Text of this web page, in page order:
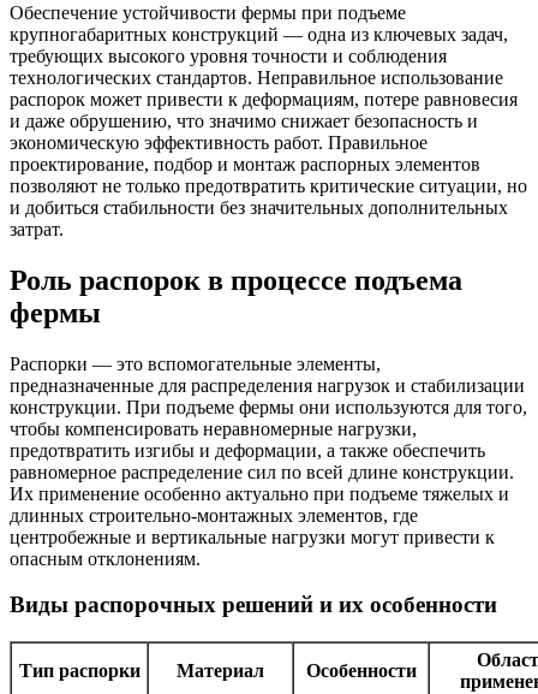
Обеспечение устойчивости фермы при подъеме
крупногабаритных конструкций — одна из ключевых задач,
требующих высокого уровня точности и соблюдения
технологических стандартов. Неправильное использование
распорок может привести к деформациям, потере равновесия
и даже обрушению, что значимо снижает безопасность и
экономическую эффективность работ. Правильное
проектирование, подбор и монтаж распорных элементов
позволяют не только предотвратить критические ситуации, но
и добиться стабильности без значительных дополнительных
затрат.
Роль распорок в процессе подъема
фермы
Распорки — это вспомогательные элементы,
предназначенные для распределения нагрузок и стабилизации
конструкции. При подъеме фермы они используются для того,
чтобы компенсировать неравномерные нагрузки,
предотвратить изгибы и деформации, а также обеспечить
равномерное распределение сил по всей длине конструкции.
Их применение особенно актуально при подъеме тяжелых и
длинных строительно-монтажных элементов, где
центробежные и вертикальные нагрузки могут привести к
опасным отклонениям.
Виды распорочных решений и их особенности
Тип распорки Материал Особенности